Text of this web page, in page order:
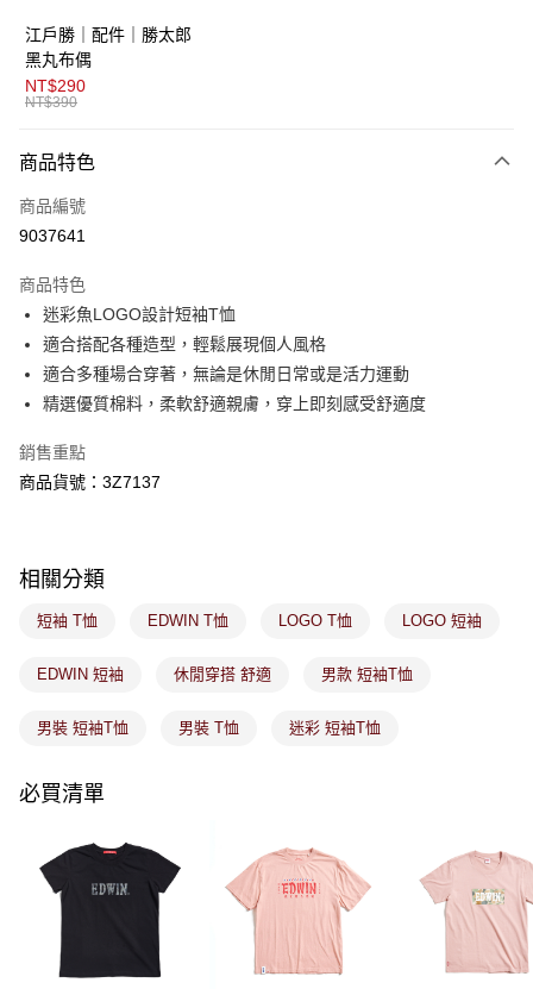
便利好安心！
１．簡單：不需註冊會員、不需綁卡、不需儲值。
２．便利：只要手機號碼，簡訊認證，即可結帳。
３．安心：先確認商品／服務後，再付款。
１．於結帳方式選擇「AFTEE先享後付」後，將跳轉至「AFTEE先享後付」
２．訂單成立數日內，您將收到繳費通知簡訊。
３．收到繳費通知簡訊後14天內，點擊此簡訊中的連結，可透過四大超商／
購買商品的店家。未經商家同意取消之訂單仍視為有效，需透過AFTEE先享
後付繳納相關費用。
※ 交易是否成功請以「AFTEE先享後付 」之結帳頁面顯示為準，若有關於
是否繳費成功／繳費後需取消欲退款等相關疑問，請聯繫「AFTEE先享後付
客戶支援中心」https://netprotections.freshdesk.com/support/home
１．透過由恩沛科技股份有限公司提供之「AFTEE先享後付」服務完成之交
易，需依本服務之必要範圍內提供個人資料，並將交易相關給付款項請求債
權轉讓予恩沛科技股份有限公司。
「AFTEE先享後付」，若未經同意申辦者引起之損失，本公司不負相關責
任。
４．使用「AFTEE先享後付」時，將依據個別帳號之用戶狀況，依本公司即
時審查核予不同之上限額度；若仍有額度不足之情形，本公司將視審查結果
５．嚴禁一人註冊多個帳號或使用他人資訊註冊。若發現惡意使用之情形，
運送方式
全家取貨付款
免運費
免運費
付款後萊爾富取貨
免運費
7-11取貨付款
免運費
付款後7-11取貨
免運費
免運費
江戶勝｜配件｜勝太郎
黑丸布偶
NT$290
NT$390
商品特色
商品編號
9037641
商品特色
迷彩魚LOGO設計短袖T恤
適合搭配各種造型，輕鬆展現個人風格
適合多種場合穿著，無論是休閒日常或是活力運動
精選優質棉料，柔軟舒適親膚，穿上即刻感受舒適度
銷售重點
商品貨號：3Z7137
相關分類
短袖 T恤 EDWIN T恤 LOGO T恤 LOGO 短袖
EDWIN 短袖 休閒穿搭 舒適 男款 短袖T恤
男裝 短袖T恤 男裝 T恤 迷彩 短袖T恤
必買清單